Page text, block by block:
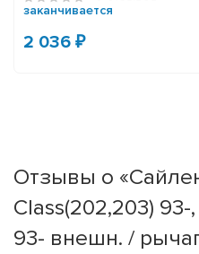
заканчивается
2 036 ₽
Отзывы о
Class(202,203) 93-,
93- внешн. /